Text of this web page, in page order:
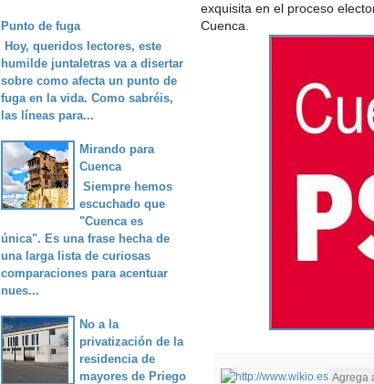
Punto de fuga
Hoy, queridos lectores, este
humilde juntaletras va a disertar
sobre como afecta un punto de
fuga en la vida. Como sabréis,
las líneas para...
Mirando para
Cuenca
Siempre hemos
escuchado que
"Cuenca es
única". Es una frase hecha de
una larga lista de curiosas
comparaciones para acentuar
nues...
No a la
privatización de la
residencia de
mayores de Priego
exquisita en el proceso
Cuenca.